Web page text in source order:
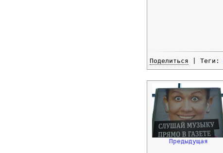
Поделиться | Теги:
Предыдущая